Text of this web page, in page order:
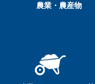
農業・農産物